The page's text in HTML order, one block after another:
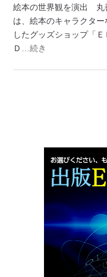
絵本の世界観を演出 丸
は、絵本のキャラクタ
したグッズショップ「Ｅ
Ｄ
…続き